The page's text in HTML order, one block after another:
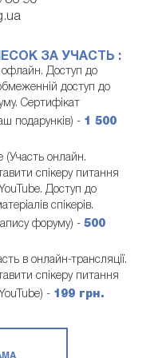
ЗА УЧАСТЬ :
офлайн. Доступ до
доступ до
Сертифікат
подарунків) - 1 500
(Участь онлайн.
спікеру питання
Доступ до
спікерів.
форуму) - 500
в онлайн-трансляції.
спікеру питання
- 199 грн.